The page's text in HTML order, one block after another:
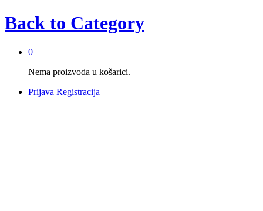
Back to Category
0
Nema proizvoda u košarici.
Prijava Registracija